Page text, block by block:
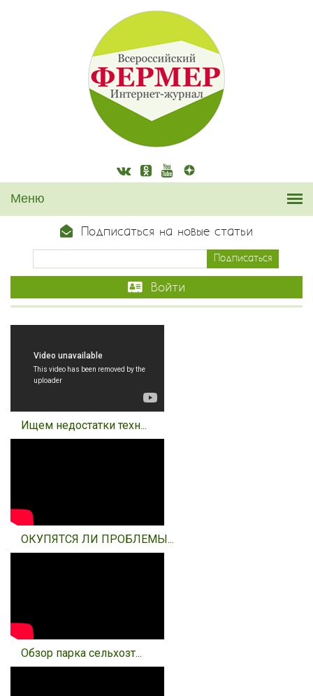
Подписаться на новые статьи
Войти
Ищем недостатки техн...
ОКУПЯТСЯ ЛИ ПРОБЛЕМЫ...
Обзор парка сельхозт...